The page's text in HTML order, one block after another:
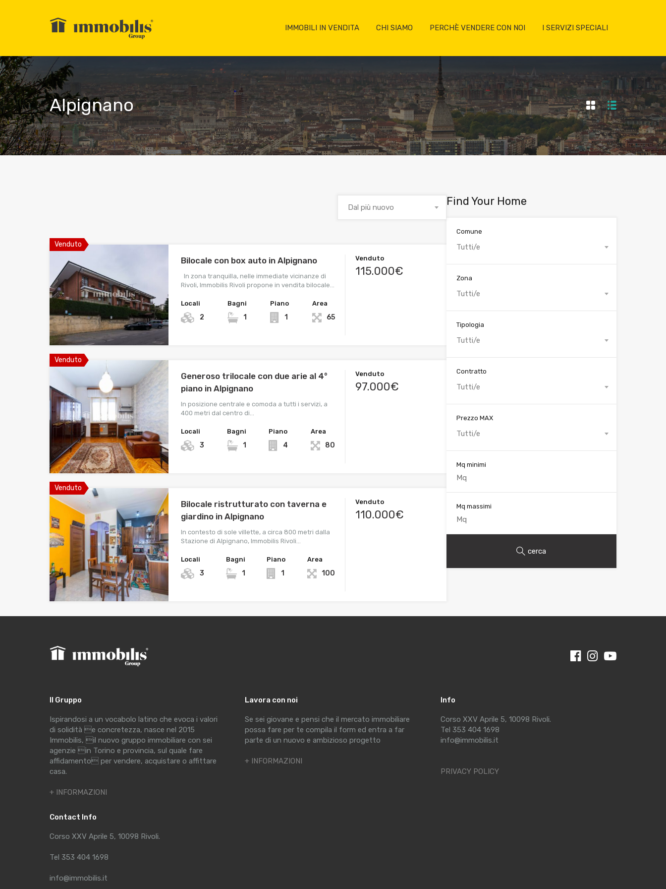
IMMOBILI IN VENDITA CHI SIAMO PERCHÈ VENDERE CON NOI I SERVIZI SPECIALI
Alpignano
Dal più nuovo
Venduto
Bilocale con box auto in Alpignano
In zona tranquilla, nelle immediate vicinanze di
Rivoli, Immobilis Rivoli propone in vendita bilocale…
Locali
2
Bagni
1
Piano
1
Area
65
Venduto
115.000€
Venduto
Generoso trilocale con due arie al 4°
piano in Alpignano
In posizione centrale e comoda a tutti i servizi, a
400 metri dal centro di…
Locali
3
Bagni
1
Piano
4
Area
80
Venduto
97.000€
Venduto
Bilocale ristrutturato con taverna e
giardino in Alpignano
In contesto di sole villette, a circa 800 metri dalla
Stazione di Alpignano, Immobilis Rivoli…
Locali
3
Bagni
1
Piano
1
Area
100
Venduto
110.000€
Find Your Home
Comune
Tutti/e
Zona
Tutti/e
Tipologia
Tutti/e
Contratto
Tutti/e
Prezzo MAX
Tutti/e
Mq minimi
Mq massimi
cerca
Il Gruppo
Ispirandosi a un vocabolo latino che evoca i valori
di solidità e concretezza, nasce nel 2015
Immobilis, il nuovo gruppo immobiliare con sei
agenzie in Torino e provincia, sul quale fare
affidamento per vendere, acquistare o affittare
casa.
+ INFORMAZIONI
Contact Info
Corso XXV Aprile 5, 10098 Rivoli.
Tel 353 404 1698
info@immobilis.it
Lavora con noi
Se sei giovane e pensi che il mercato immobiliare
possa fare per te compila il form ed entra a far
parte di un nuovo e ambizioso progetto
+ INFORMAZIONI
Info
Corso XXV Aprile 5, 10098 Rivoli.
Tel 353 404 1698
info@immobilis.it
PRIVACY POLICY